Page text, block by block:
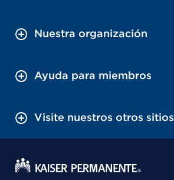
Nuestra organización
Ayuda para miembros
Visite nuestros otros sitios